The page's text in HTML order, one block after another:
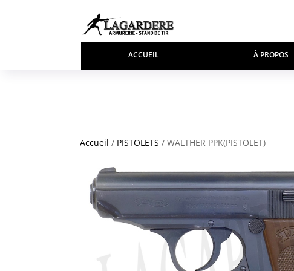
ACCUEIL À PROPOS
Accueil / PISTOLETS / WALTHER PPK(PISTOLET)